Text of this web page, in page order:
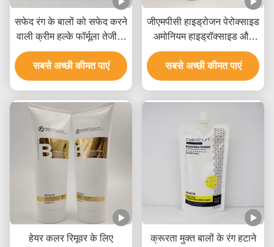
सफेद रंग के बालों को सफेद करने
वाली क्रीम हल्के फॉर्मूला तेजी से
फीका उठाना 9 स्तरों तक
सबसे अच्छी कीमत पाएं
जीएमपीसी हाइड्रोजन पेरोक्साइड
अमोनियम हाइड्रॉक्साइड और
खनिज तेल के साथ बालों को
सफेद करने वाली क्रीम
सबसे अच्छी कीमत पाएं
हेयर कलर रिमूवर के लिए
क्रूरता मुक्त बालों के रंग हटाने